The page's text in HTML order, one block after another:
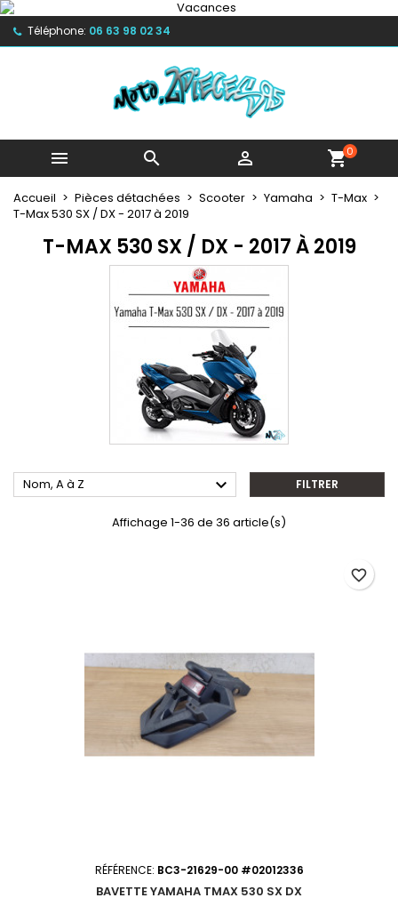
Téléphone: 06 63 98 02 34
   shopping_cart0
Accueil Pièces détachées Scooter Yamaha
T-Max
T-Max 530 SX / DX - 2017 à 2019
T-MAX 530 SX / DX - 2017 À 2019
Nom, A à Z  FILTRER
Affichage 1-36 de 36 article(s)
RÉFÉRENCE: BC3-21629-00 #02012336
BAVETTE YAMAHA TMAX 530 SX DX
favorite_border
My wishlists
Create new list
((modalTitle))
((confirmMessage))
Créer une liste d'envies
Nom de la liste d'envies
Annuler Créer une liste d'envies
Connexion
Vous devez être connecté pour ajouter des produits
à votre liste d'envies.
Annuler Connexion